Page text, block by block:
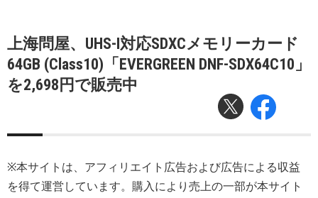
上海問屋、UHS-I対応SDXCメモリーカード
64GB (Class10)「EVERGREEN DNF-SDX64C10」
を2,698円で販売中
※本サイトは、アフィリエイト広告および広告による収益
を得て運営しています。購入により売上の一部が本サイト